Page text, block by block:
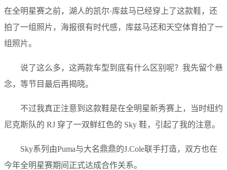
在全明星赛之前，湖人的凯尔·库兹马已经穿上了这款鞋，还
拍了一组照片，海报很有时代感，库兹马还和天空体育拍了一
组照片。
说了这么多，这两款车型到底有什么区别呢？我先留个悬
念，等节目最后再揭晓。
不过我真正注意到这款鞋是在全明星新秀赛上，当时纽约
尼克斯队的 RJ 穿了一双鲜红色的 Sky 鞋，引起了我的注意。
Sky系列由Puma与大名鼎鼎的J.Cole联手打造，双方也在
今年全明星赛期间正式达成合作关系。